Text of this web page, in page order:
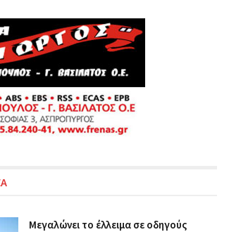
Μεγαλώνει το έλλειμα σε οδηγούς